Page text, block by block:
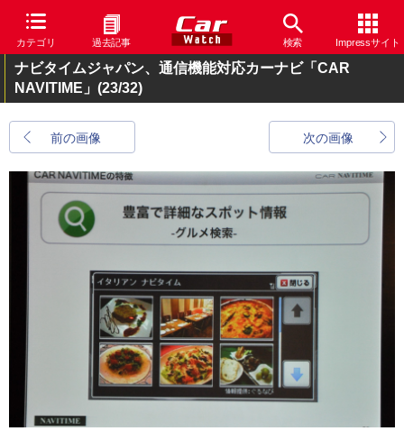
カテゴリ 過去記事 検索 Impressサイト
ナビタイムジャパン、通信機能対応カーナビ「CAR
NAVITIME」 (23/32)
前の画像 次の画像